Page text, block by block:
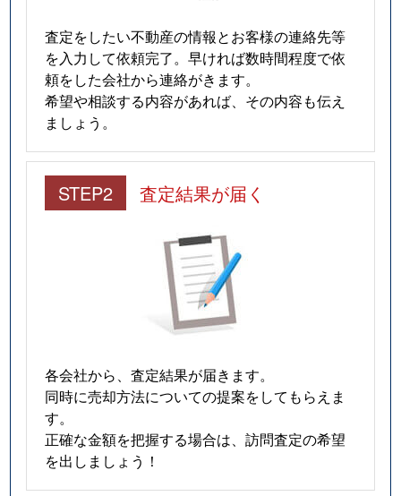
査定をしたい不動産の情報とお客様の連絡先等
を入力して依頼完了。早ければ数時間程度で依
頼をした会社から連絡がきます。
希望や相談する内容があれば、その内容も伝え
ましょう。
STEP2 査定結果が届く
各会社から、査定結果が届きます。
同時に売却方法についての提案をしてもらえま
す。
正確な金額を把握する場合は、訪問査定の希望
を出しましょう！